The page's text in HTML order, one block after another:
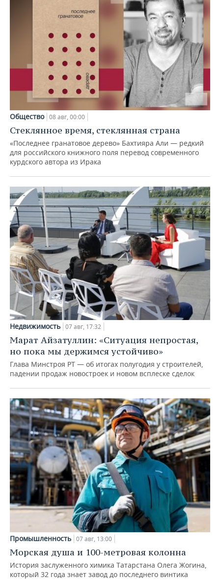
Общество 08 авг, 00:00
Стеклянное время, стеклянная страна
«Последнее гранатовое дерево» Бахтияра Али — редкий
для российского книжного поля перевод современного
курдского автора из Ирака
Недвижимость 07 авг, 17:32
Марат Айзатуллин: «Ситуация непростая,
но пока мы держимся устойчиво»
Глава Минстроя РТ — об итогах полугодия у строителей,
падении продаж новостроек и новом всплеске сделок
Промышленность 07 авг, 13:00
Морская душа и 100-метровая колонна
История заслуженного химика Татарстана Олега Жогина,
который 32 года знает завод до последнего винтика